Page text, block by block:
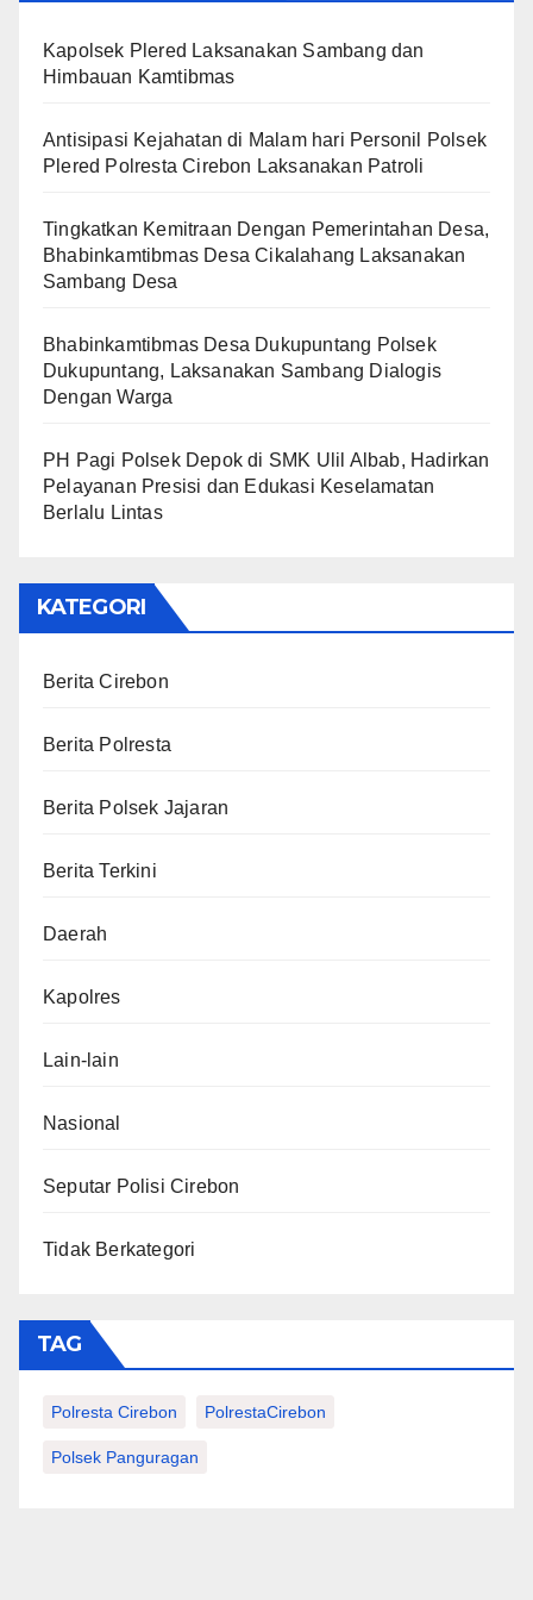
Kapolsek Plered Laksanakan Sambang dan
Himbauan Kamtibmas
Antisipasi Kejahatan di Malam hari Personil Polsek
Plered Polresta Cirebon Laksanakan Patroli
Tingkatkan Kemitraan Dengan Pemerintahan Desa,
Bhabinkamtibmas Desa Cikalahang Laksanakan
Sambang Desa
Bhabinkamtibmas Desa Dukupuntang Polsek
Dukupuntang, Laksanakan Sambang Dialogis
Dengan Warga
PH Pagi Polsek Depok di SMK Ulil Albab, Hadirkan
Pelayanan Presisi dan Edukasi Keselamatan
Berlalu Lintas
KATEGORI
Berita Cirebon
Berita Polresta
Berita Polsek Jajaran
Berita Terkini
Daerah
Kapolres
Lain-lain
Nasional
Seputar Polisi Cirebon
Tidak Berkategori
TAG
Polresta Cirebon PolrestaCirebon
Polsek Panguragan